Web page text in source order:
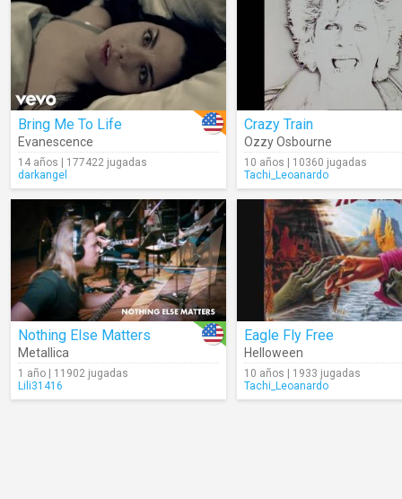
Bring Me To Life
Evanescence
14 años | 177422 jugadas
darkangel
Crazy Train
Ozzy Osbourne
10 años | 10360 jugadas
Tachi_Leoanardo
Nothing Else Matters
Metallica
1 año | 11902 jugadas
Lili31416
Eagle Fly Free
Helloween
10 años | 1933 jugadas
Tachi_Leoanardo